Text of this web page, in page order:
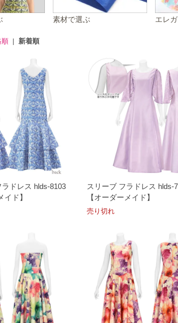
素材で選ぶ エレ
順| 新着順
ドレス hlds-8103
ド】
スリーブ フラドレス hlds-
【オーダーメイド】
売り切れ